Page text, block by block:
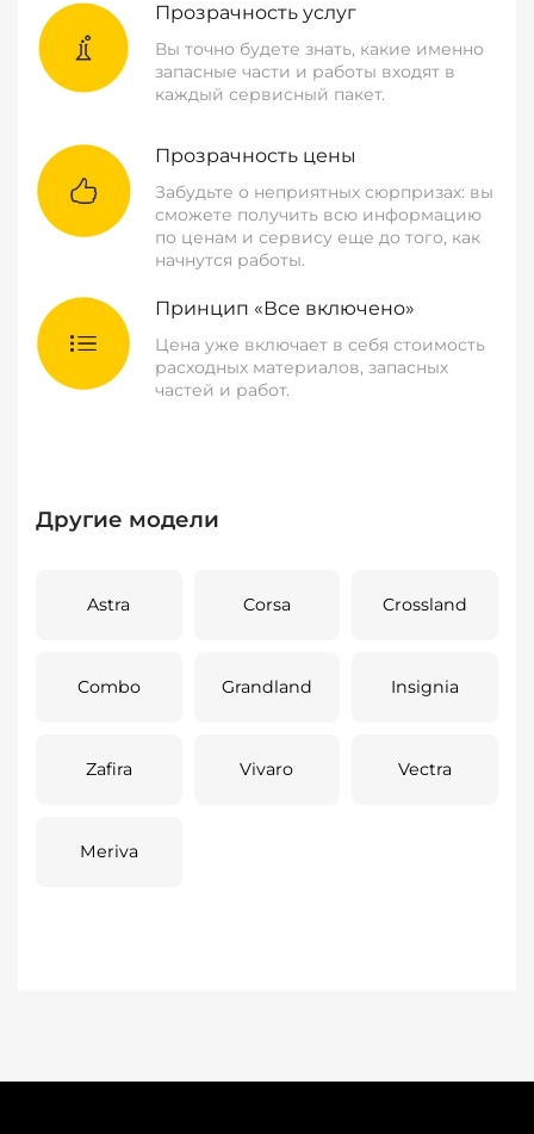
Прозрачность услуг
Вы точно будете знать, какие именно
запасные части и работы входят в
каждый сервисный пакет.
Прозрачность цены
Забудьте о неприятных сюрпризах: вы
сможете получить всю информацию
по ценам и сервису еще до того, как
начнутся работы.
Принцип «Все включено»
Цена уже включает в себя стоимость
расходных материалов, запасных
частей и работ.
Другие модели
Astra Corsa Crossland
Combo Grandland Insignia
Zafira Vivaro Vectra
Meriva